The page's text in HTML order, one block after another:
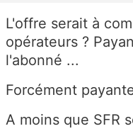
L'offre serait à
opérateurs ?
l'abonné ...
Forcément
A moins que SFR